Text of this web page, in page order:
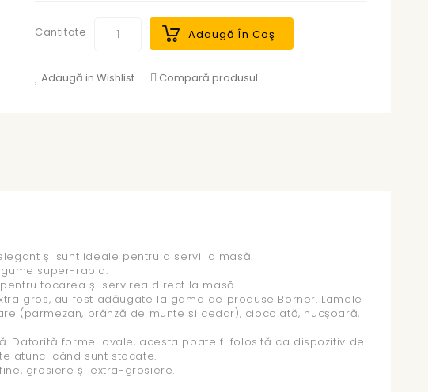
Cantitate Adaugă În Coş
Adaugă in Wishlist Compară produsul
și sunt ideale pentru a servi la masă.
super-rapid.
tocarea și servirea direct la masă.
gros, au fost adăugate la gama de produse Borner. Lamele
(parmezan, brânză de munte și cedar), ciocolată, nucșoară,
Datorită formei ovale, acesta poate fi folosită ca dispozitiv de
atunci când sunt stocate.
grosiere și extra-grosiere.